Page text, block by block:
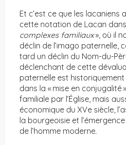
Et c’est ce que les lacaniens
cette notation de Lacan
complexes familiaux», où il
déclin de l’imago paternelle,
tard un déclin du Nom-du-
déclenchant de cette
paternelle est
dans la « mise en conjugalité
familiale par l’Église, mais
économique du XVe siècle,
la bourgeoisie et
de l’homme moderne.